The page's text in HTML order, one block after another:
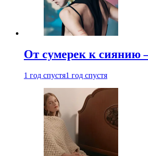
От сумерек к сиянию
1 год спустя1 год спустя